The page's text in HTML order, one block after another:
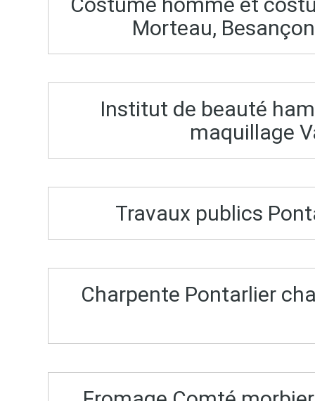
Morteau,
Institut de beauté
maquillage
Travaux publics
Charpente Pontarlier